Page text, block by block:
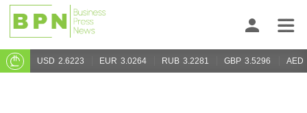
USD 2.6223 EUR 3.0264 RUB 3.2281 GBP 3.5296 AED